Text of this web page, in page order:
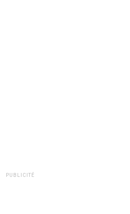
PUBLICITÉ